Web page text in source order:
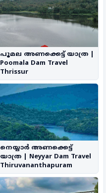
പൂമല അണക്കെട്ട് യാത്ര |
Poomala Dam Travel
Thrissur
നെയ്യാർ അണക്കെട്ട്
യാത്ര | Neyyar Dam Travel
Thiruvananthapuram